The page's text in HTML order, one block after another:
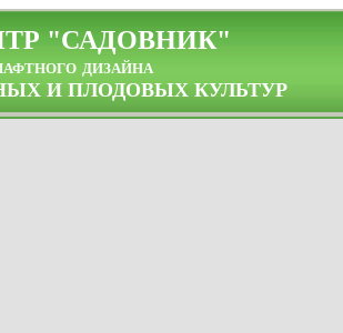
"САДОВНИК"
дизайна
И ПЛОДОВЫХ КУЛЬТУР